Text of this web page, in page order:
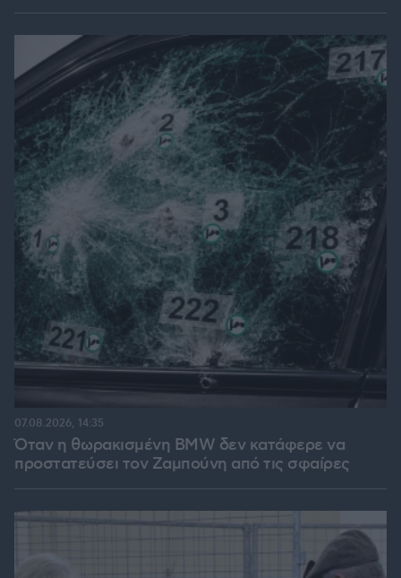
Όταν η θωρακισμένη BMW δεν κατάφερε να
προστατεύσει τον Ζαμπούνη από τις σφαίρες
07.08.2026, 14:35